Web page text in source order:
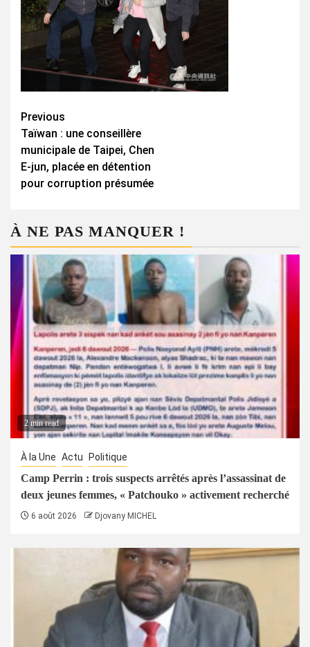
Continue
Reading
Previous
Taïwan : une conseillère
municipale de Taipei, Chen
E-jun, placée en détention
pour corruption présumée
À NE PAS MANQUER !
2 min read
À la Une Actu Politique
Camp Perrin : trois suspects arrêtés après l’assassinat de
deux jeunes femmes, « Patchouko » activement recherché
6 août 2026 Djovany MICHEL